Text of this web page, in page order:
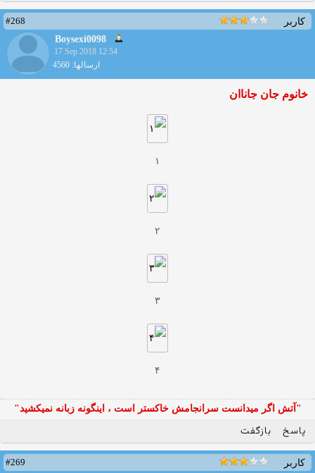
کاربر
#268
Boysexi0098
17 Sep 2018 12:54
ارسالها: 4560
خانوم جان جاناان
۱
۲
۳
۴
"آتش اگر ميدانست سرانجامش خاكستر است ، اينگونه زبانه نميكشيد"
پاسخ بازگفت
کاربر
#269